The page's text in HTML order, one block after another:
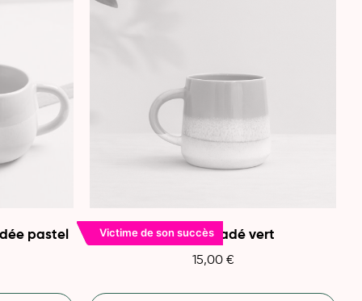
pastel Victime de son succès
Tasse degradé vert
15,00 €